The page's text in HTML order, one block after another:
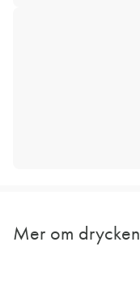
Mer om drycken